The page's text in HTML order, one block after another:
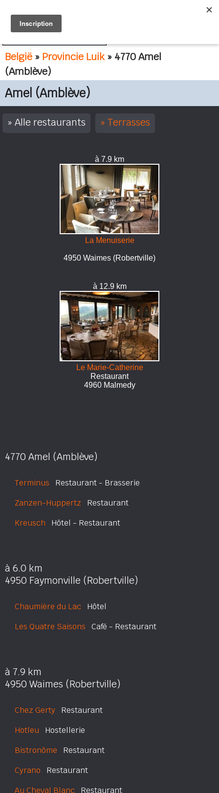
België » Provincie Luik» 4770 Amel
(Amblève)
Amel (Amblève)
Alle restaurants Terrasses
à 7.9 km
La Menuiserie
4950 Waimes (Robertville)
à 12.9 km
Le Marie-Catherine
Restaurant
4960 Malmedy
4770 Amel (Amblève)
Terminus Restaurant - Brasserie
Zanzen-Huppertz Restaurant
Kreusch Hôtel - Restaurant
à 6.0 km
4950 Faymonville (Robertville)
Chaumière du Lac Hôtel
Les Quatre Saisons Café - Restaurant
à 7.9 km
4950 Waimes (Robertville)
Chez Gerty Restaurant
Hotleu Hostellerie
Bistronôme Restaurant
Cyrano Restaurant
Au Cheval Blanc Restaurant